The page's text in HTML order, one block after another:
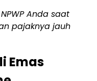
Anda saat
pajaknya jauh
Emas